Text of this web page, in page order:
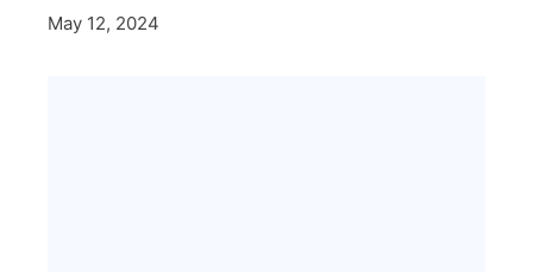
May 12, 2024